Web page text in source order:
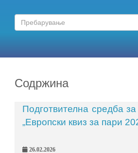
Содржина
Подготвителна средба
„Европски квиз за пари
26.02.2026